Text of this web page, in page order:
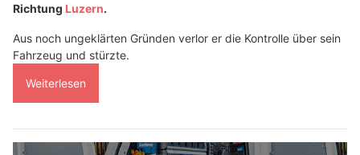
Richtung Luzern.
Aus noch ungeklärten Gründen verlor er die Kontrolle über sein
Fahrzeug und stürzte.
Weiterlesen